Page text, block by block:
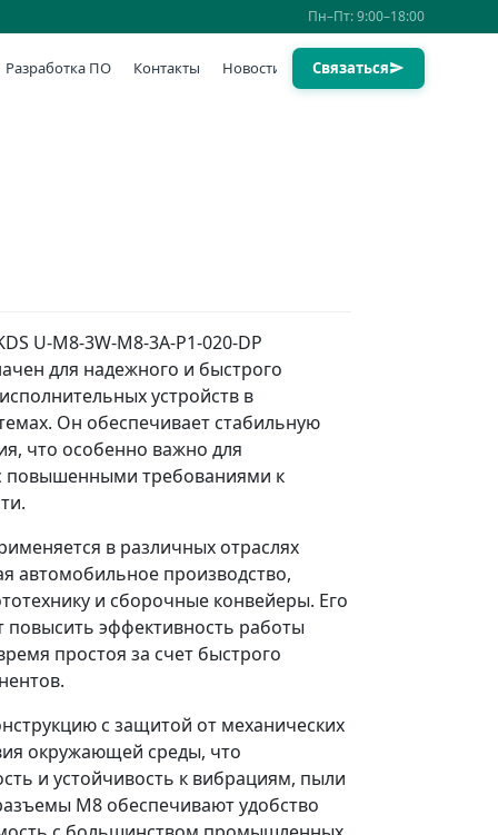
Пн–Пт: 9:00–18:00
Разработка ПО Контакты Новости Связаться
U-M8-3W-M8-3A-P1-020-DP
для надежного и быстрого
устройств в
Он обеспечивает стабильную
что особенно важно для
повышенными требованиями к
в различных отраслях
автомобильное производство,
и сборочные конвейеры. Его
повысить эффективность работы
простоя за счет быстрого
с защитой от механических
окружающей среды, что
и устойчивость к вибрациям, пыли
M8 обеспечивают удобство